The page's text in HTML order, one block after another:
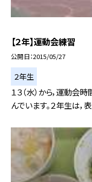
【２年】運動会練習
公開日 2015/05/27
２年生
１３（水）から，運動
んでいます。２年生は，